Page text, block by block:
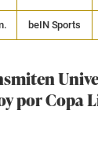
beIN Sports
por Copa